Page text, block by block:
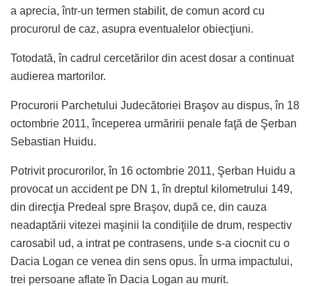
a aprecia, într-un termen stabilit, de comun acord cu
procurorul de caz, asupra eventualelor obiecţiuni.
Totodată, în cadrul cercetărilor din acest dosar a continuat
audierea martorilor.
Procurorii Parchetului Judecătoriei Braşov au dispus, în 18
octombrie 2011, începerea urmăririi penale faţă de Şerban
Sebastian Huidu.
Potrivit procurorilor, în 16 octombrie 2011, Şerban Huidu a
provocat un accident pe DN 1, în dreptul kilometrului 149,
din direcţia Predeal spre Braşov, după ce, din cauza
neadaptării vitezei maşinii la condiţiile de drum, respectiv
carosabil ud, a intrat pe contrasens, unde s-a ciocnit cu o
Dacia Logan ce venea din sens opus. În urma impactului,
trei persoane aflate în Dacia Logan au murit.